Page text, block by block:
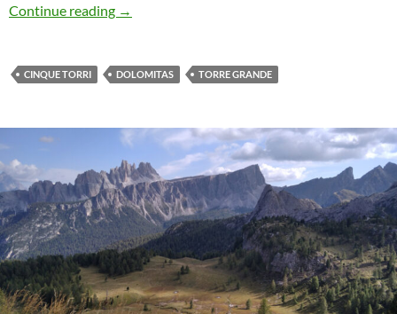
Continue reading Miriam. Cinque Torri
→
CINQUE TORRI DOLOMITAS TORRE GRANDE